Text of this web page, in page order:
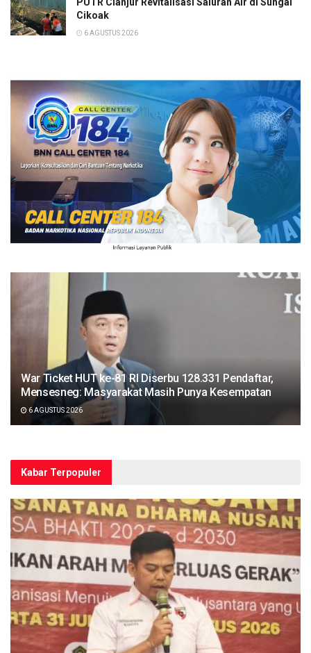
Cikoak
6 AGUSTUS 2026
War Ticket HUT ke-81 RI Diserbu 128.331 Pendaftar,
Mensesneg: Masyarakat Masih Punya Kesempatan
6 AGUSTUS 2026
Kabar Terpopuler